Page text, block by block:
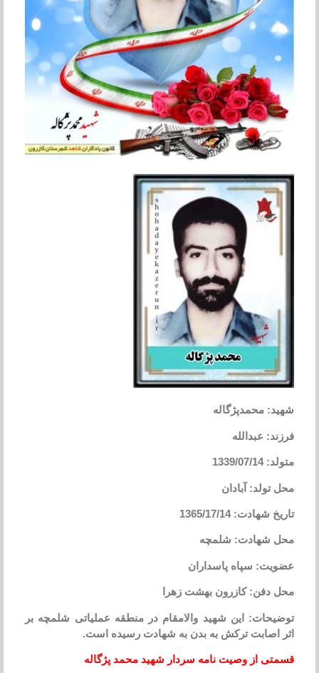
شهید: محمدپژگاله
فرزند: عبدالله
متولد: 1339/07/14
محل تولد: آبادان
تاریخ شهادت: 1365/17/14
محل شهادت: شلمچه
عضویت: سپاه پاسداران
محل دفن: کازرون بهشت زهرا
توضیحات: این شهید والامقام در منطقه عملیاتی شلمچه بر
اثر اصابت ترکش به بدن به شهادت رسیده است.
قسمتی از وصیت نامه سردار شهید محمد پژگاله